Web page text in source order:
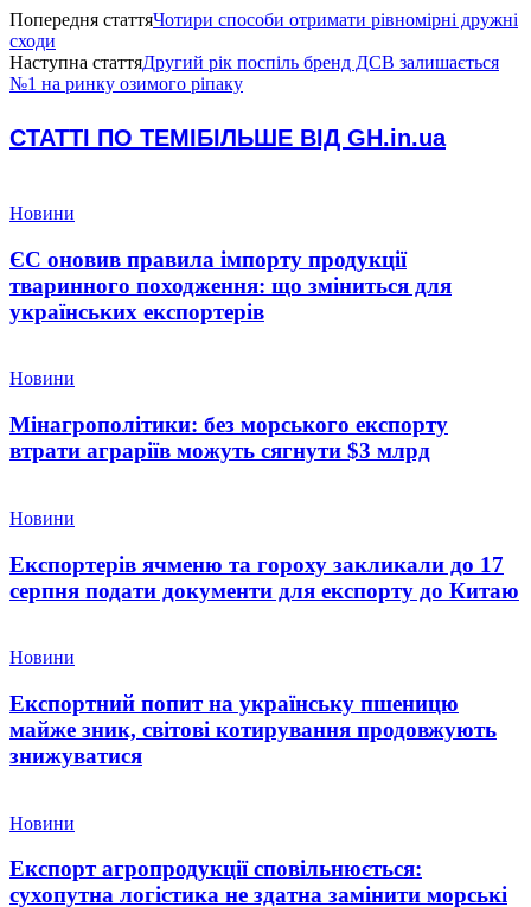
Попередня статтяЧотири способи отримати рівномірні дружні
сходи
Наступна статтяДругий рік поспіль бренд ДСВ залишається
№1 на ринку озимого ріпаку
СТАТТІ ПО ТЕМІБІЛЬШЕ ВІД GH.in.ua
Новини
ЄС оновив правила імпорту продукції
тваринного походження: що зміниться для
українських експортерів
Новини
Мінагрополітики: без морського експорту
втрати аграріїв можуть сягнути $3 млрд
Новини
Експортерів ячменю та гороху закликали до 17
серпня подати документи для експорту до Китаю
Новини
Експортний попит на українську пшеницю
майже зник, світові котирування продовжують
знижуватися
Новини
Експорт агропродукції сповільнюється:
сухопутна логістика не здатна замінити морські